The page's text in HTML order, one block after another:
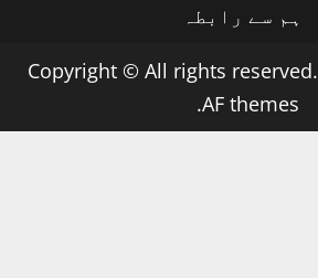
ہم سے رابطہ
Copyright © All rights reserved.
AF themes.